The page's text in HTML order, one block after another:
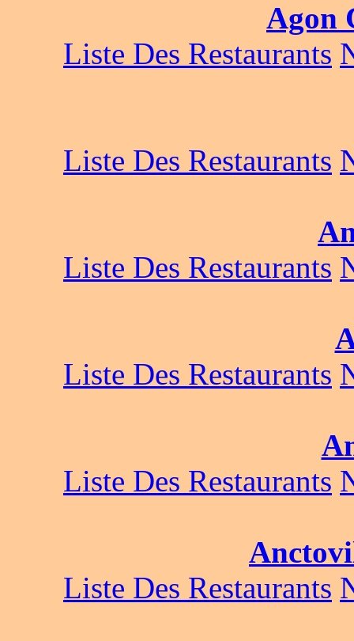
Agon
Liste Des Restaurants
Liste Des Restaurants
Liste Des Restaurants
Liste Des Restaurants
Liste Des Restaurants
Liste Des Restaurants